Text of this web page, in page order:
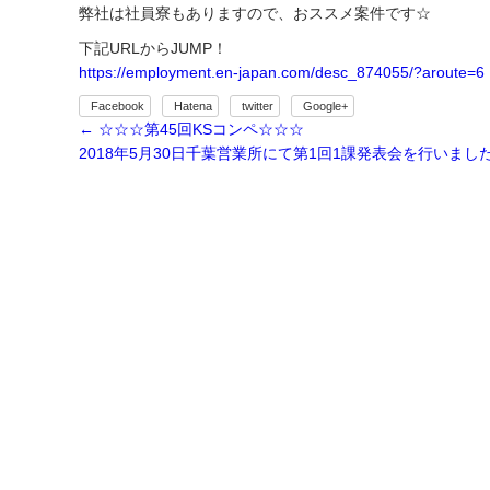
弊社は社員寮もありますので、おススメ案件です☆
下記URLからJUMP！
https://employment.en-japan.com/desc_874055/?aroute=6
Facebook Hatena twitter Google+
← ☆☆☆第45回KSコンペ☆☆☆
2018年5月30日千葉営業所にて第1回1課発表会を行いまし